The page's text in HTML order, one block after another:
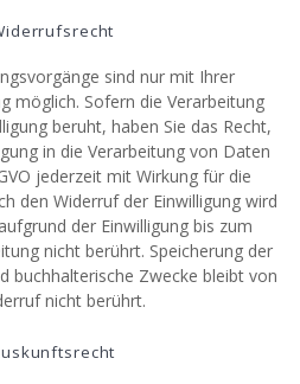
sind nur mit Ihrer
möglich. Sofern die Verarbeitung
beruht, haben Sie das Recht,
in die Verarbeitung von Daten
jederzeit mit Wirkung für die
den Widerruf der Einwilligung wird
der Einwilligung bis zum
nicht berührt. Speicherung der
buchhalterische Zwecke bleibt von
nicht berührt.